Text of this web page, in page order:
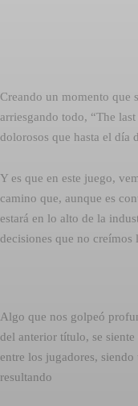
Creando un momento que
arriesgando todo, “The
dolorosos que hasta el día
Y es que en este juego,
camino que, aunque es
estará en lo alto de la
decisiones que no creímos
Algo que nos golpeó
del anterior título, se
entre los jugadores,
resultando